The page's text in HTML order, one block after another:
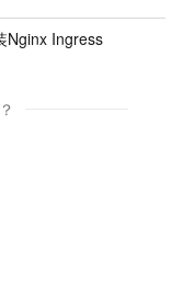
Nginx Ingress